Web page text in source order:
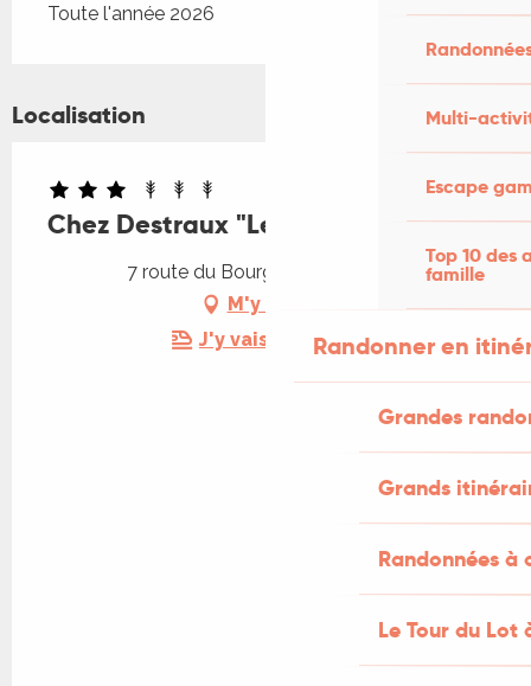
Multi-
Escape
Top 10 des
famille
Randonner en
Grandes
Grands
Randonnées
Le Tour du Lot
Toute l'année 2026
Localisation
Chez Destraux "Le Restaurant"
7 route du Bourg, 46130 Tauriac
M'y rendre
J'y vais en train !